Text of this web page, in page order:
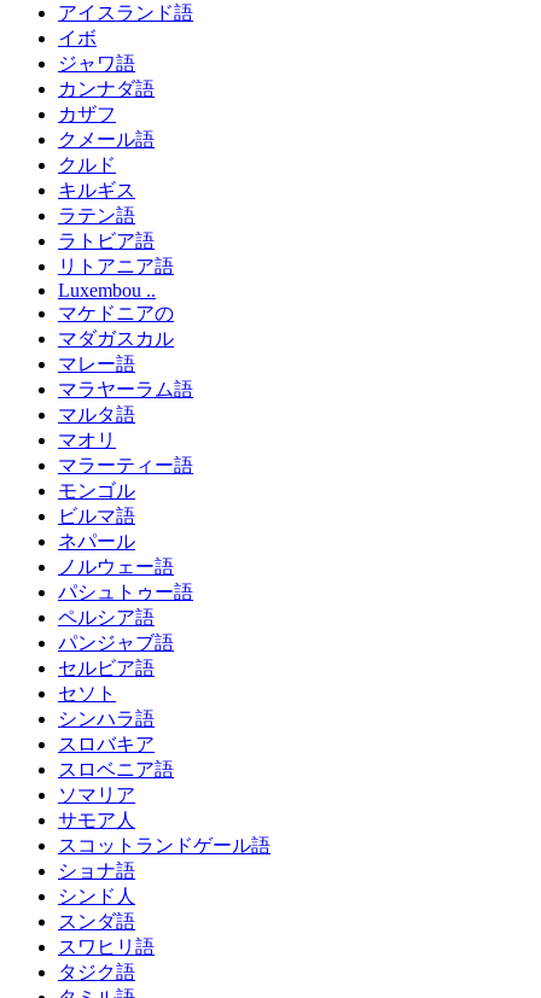
アイスランド語
イボ
ジャワ語
カンナダ語
カザフ
クメール語
クルド
キルギス
ラテン語
ラトビア語
リトアニア語
Luxembou ..
マケドニアの
マダガスカル
マレー語
マラヤーラム語
マルタ語
マオリ
マラーティー語
モンゴル
ビルマ語
ネパール
ノルウェー語
パシュトゥー語
ペルシア語
パンジャブ語
セルビア語
セソト
シンハラ語
スロバキア
スロベニア語
ソマリア
サモア人
スコットランドゲール語
ショナ語
シンド人
スンダ語
スワヒリ語
タジク語